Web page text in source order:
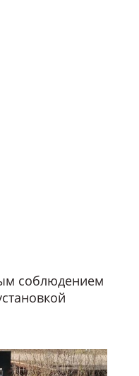
соблюдением